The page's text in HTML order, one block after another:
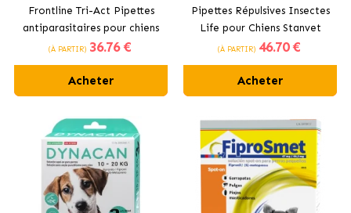
Frontline Tri-Act Pipettes
antiparasitaires pour chiens
géants + 40 kg
(À PARTIR) 36.76 €
Acheter
Pipettes Répulsives Insectes
Life pour Chiens Stanvet
(À PARTIR) 46.70 €
Acheter